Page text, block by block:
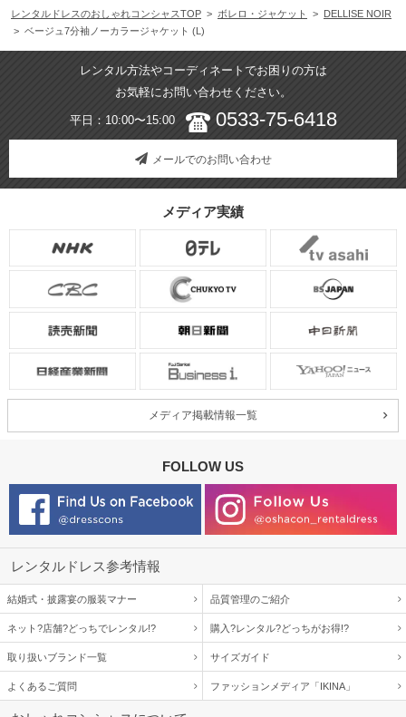
レンタルドレスのおしゃれコンシャスTOP > ボレロ・ジャケット > DELLISE NOIR
> ベージュ7分袖ノーカラージャケット (L)
レンタル方法やコーディネートでお困りの方は
お気軽にお問い合わせください。
平日：10:00〜15:00 0533-75-6418
メールでのお問い合わせ
メディア実績
メディア掲載情報一覧
FOLLOW US
レンタルドレス参考情報
結婚式・披露宴の服装マナー 品質管理のご紹介
ネット?店舗?どっちでレンタル!? 購入?レンタル?どっちがお得!?
取り扱いブランド一覧 サイズガイド
よくあるご質問 ファッションメディア「IKINA」